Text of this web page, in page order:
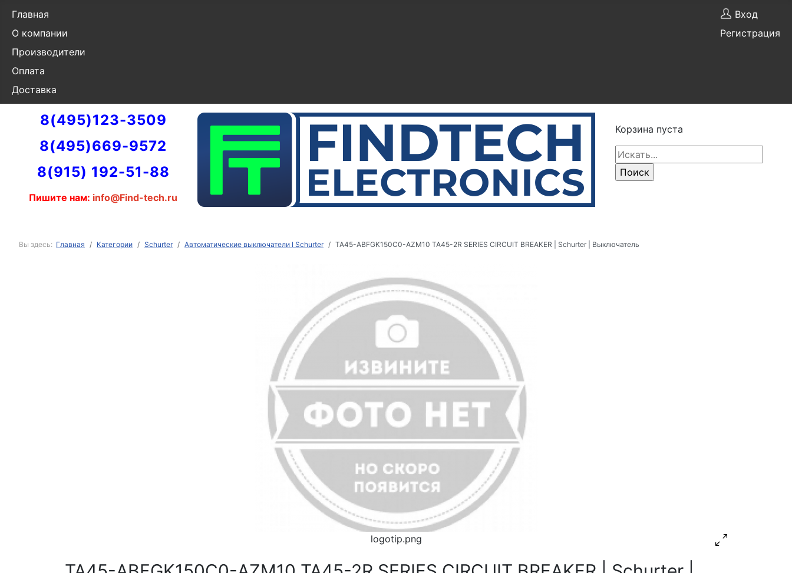
Главная
О компании
Производители
Оплата
Доставка
Вход
Регистрация
8(495)123-3509
8(495)669-9572
8(915) 192-51-88
Пишите нам: info@Find-tech.ru
Корзина пуста
Вы здесь: Главная Категории Schurter Автоматические выключатели I Schurter TA45-ABFGK150C0-AZM10 TA45-2R SERIES CIRCUIT BREAKER | Schurter | Выключатель
logotip.png